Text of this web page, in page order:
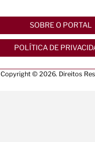
SOBRE O PORTAL
POLÍTICA DE
Copyright © 2026. Direitos